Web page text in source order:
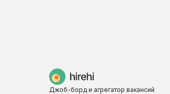
Джоб-борд и агрегатор вакансий